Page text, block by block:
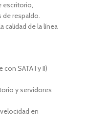
escritorio,
respaldo.
calidad de la línea
SATA I y II)
y servidores
en